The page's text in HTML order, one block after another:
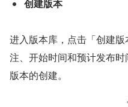
创建版本
进入版本库，点击「创建
注、开始时间和预计发布
版本的创建。